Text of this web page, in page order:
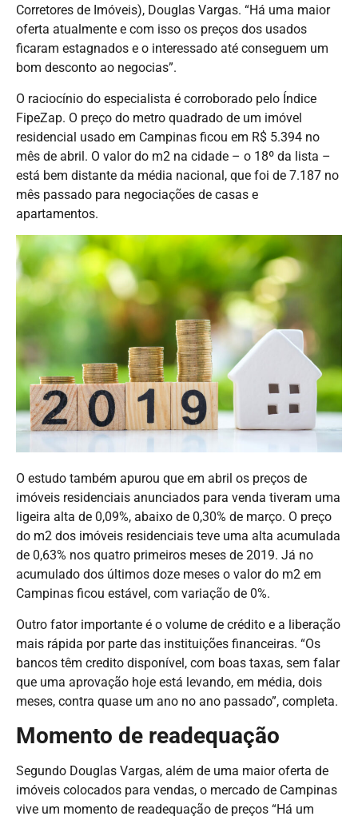
Corretores de Imóveis), Douglas Vargas. “Há uma maior
oferta atualmente e com isso os preços dos usados
ficaram estagnados e o interessado até conseguem um
bom desconto ao negocias”.
O raciocínio do especialista é corroborado pelo Índice
FipeZap. O preço do metro quadrado de um imóvel
residencial usado em Campinas ficou em R$ 5.394 no
mês de abril. O valor do m2 na cidade – o 18º da lista –
está bem distante da média nacional, que foi de 7.187 no
mês passado para negociações de casas e
apartamentos.
O estudo também apurou que em abril os preços de
imóveis residenciais anunciados para venda tiveram uma
ligeira alta de 0,09%, abaixo de 0,30% de março. O preço
do m2 dos imóveis residenciais teve uma alta acumulada
de 0,63% nos quatro primeiros meses de 2019. Já no
acumulado dos últimos doze meses o valor do m2 em
Campinas ficou estável, com variação de 0%.
Outro fator importante é o volume de crédito e a liberação
mais rápida por parte das instituições financeiras. “Os
bancos têm credito disponível, com boas taxas, sem falar
que uma aprovação hoje está levando, em média, dois
meses, contra quase um ano no ano passado”, completa.
Momento de readequação
Segundo Douglas Vargas, além de uma maior oferta de
imóveis colocados para vendas, o mercado de Campinas
vive um momento de readequação de preços “Há um